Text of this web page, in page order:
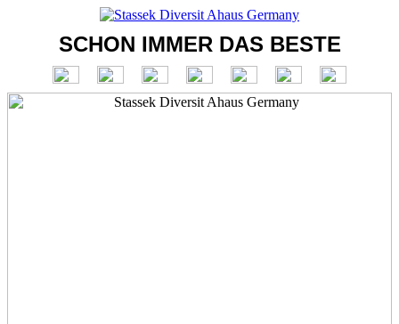
SCHON IMMER DAS BESTE